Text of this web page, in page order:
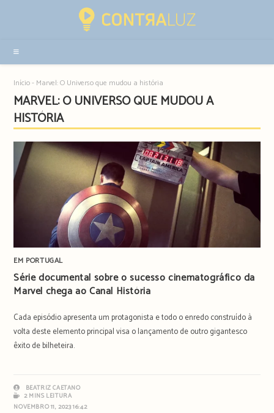
sidebar
Início- Marvel: O Universo que mudou a história
MARVEL: O UNIVERSO QUE MUDOU A
HISTÓRIA
EM PORTUGAL
Série documental sobre o sucesso cinematográfico da
Marvel chega ao Canal História
Cada episódio apresenta um protagonista e todo o enredo construído à
volta deste elemento principal visa o lançamento de outro gigantesco
êxito de bilheteira.
BEATRIZ CAETANO
2 MINS LEITURA
NOVEMBRO 11, 2023 16:42